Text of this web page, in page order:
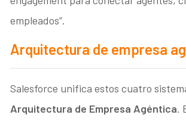
empleados”.
Arquitectura de empresa
Salesforce unifica estos cuatro
Arquitectura de Empresa Agéntica.